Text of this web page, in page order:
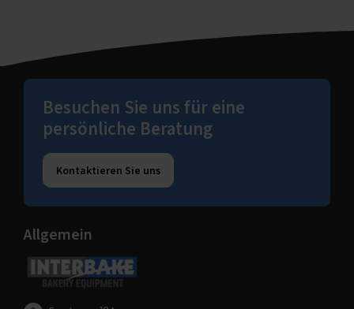
Besuchen Sie uns für eine
persönliche Beratung
Kontaktieren Sie uns
Allgemein